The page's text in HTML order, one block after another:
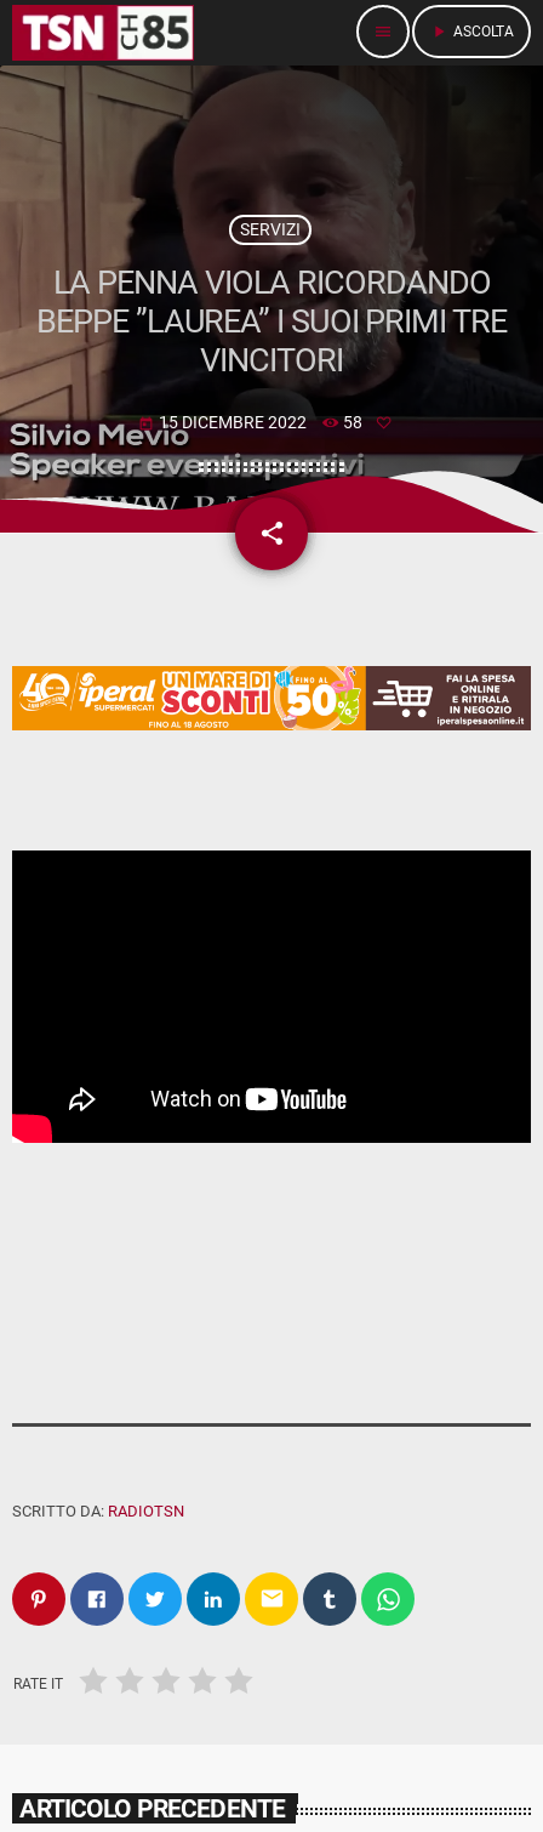
menu play_arrow ASCOLTA
SERVIZI
LA PENNA VIOLA RICORDANDO
BEPPE ”LAUREA” I SUOI PRIMI TRE
VINCITORI
today 15 DICEMBRE 2022 58
share
email
SCRITTO DA: RADIOTSN
email
RATE IT
ARTICOLO PRECEDENTE